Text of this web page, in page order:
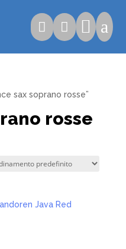
   a
sax soprano rosse”
rosse